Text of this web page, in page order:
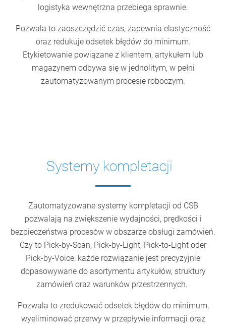
logistyka wewnętrzna przebiega sprawnie.
Pozwala to zaoszczędzić czas, zapewnia elastyczność
oraz redukuje odsetek błędów do minimum.
Etykietowanie powiązane z klientem, artykułem lub
magazynem odbywa się w jednolitym, w pełni
zautomatyzowanym procesie roboczym.
Systemy kompletacji
Zautomatyzowane systemy kompletacji od CSB
pozwalają na zwiększenie wydajności, prędkości i
bezpieczeństwa procesów w obszarze obsługi zamówień.
Czy to Pick-by-Scan, Pick-by-Light, Pick-to-Light oder
Pick-by-Voice: każde rozwiązanie jest precyzyjnie
dopasowywane do asortymentu artykułów, struktury
zamówień oraz warunków przestrzennych.
Pozwala to zredukować odsetek błędów do minimum,
wyeliminować przerwy w przepływie informacji oraz